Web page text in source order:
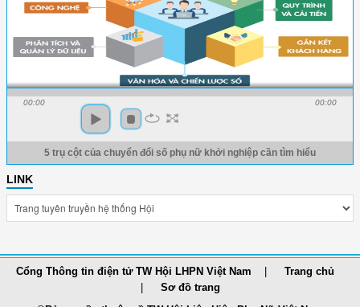
00:00 00:00
5 trụ cột của chuyển đổi số phụ nữ khởi nghiệp cần tìm hiểu
LINK
Cổng Thông tin điện tử TW Hội LHPN Việt Nam
Trang chủ
Sơ đồ trang